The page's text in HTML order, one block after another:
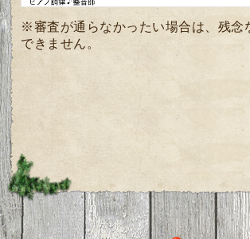
※審査が通らなかったい場合は、残念
できません。